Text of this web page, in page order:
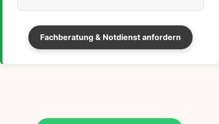
Fachberatung & Notdienst anfordern